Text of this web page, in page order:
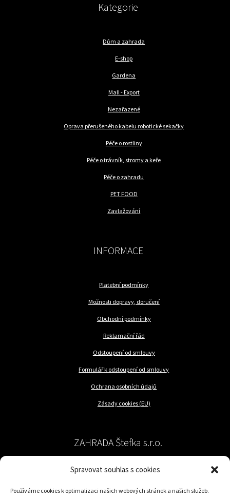
Spravovat souhlas s cookies
Používáme cookies k optimalizaci našich webových stránek a našich služeb.
Kategorie
Dům a zahrada
E-shop
Gardena
Mall - Export
Nezařazené
Oprava přerušeného kabelu robotické sekačky
Péče o rostliny
Péče o trávník, stromy a keře
Péče o zahradu
PET FOOD
Zavlažování
INFORMACE
Platební podmínky
Možnosti dopravy, doručení
Obchodní podmínky
Reklamační řád
Odstoupení od smlouvy
Formulář k odstoupení od smlouvy
Ochrana osobních údajů
Zásady cookies (EU)
ZAHRADA Štefka s.r.o.